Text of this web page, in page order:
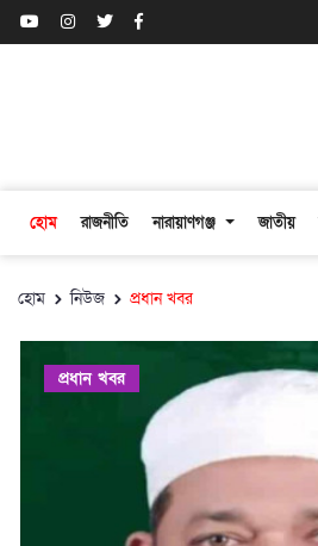
হোম রাজনীতি নারায়াণগঞ্জ জাতীয়
হোম নিউজ প্রধান খবর
প্রধান খবর